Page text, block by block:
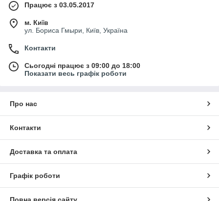
Працює з 03.05.2017
м. Київ
ул. Бориса Гмыри, Київ, Україна
Контакти
Сьогодні працює з 09:00 до 18:00
Показати весь графік роботи
Про нас
Контакти
Доставка та оплата
Графік роботи
Повна версія сайту